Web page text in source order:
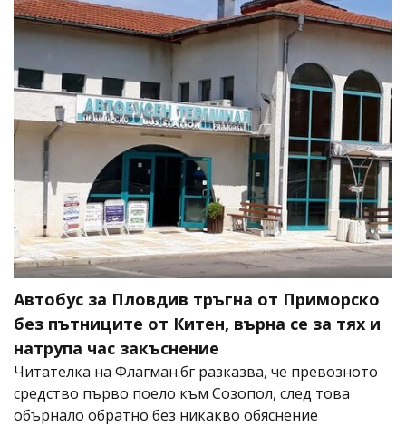
Автобус за Пловдив тръгна от Приморско
без пътниците от Китен, върна се за тях и
натрупа час закъснение
Читателка на Флагман.бг разказва, че превозното
средство първо поело към Созопол, след това
обърнало обратно без никакво обяснение